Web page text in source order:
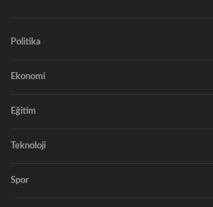
Politika
Ekonomi
Eğitim
Teknoloji
Spor